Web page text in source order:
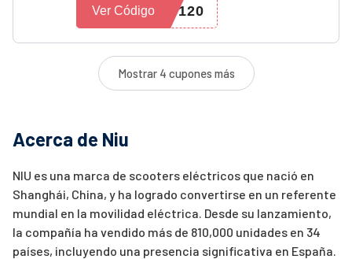
O120
Ver Código
Mostrar 4 cupones más
Acerca de Niu
NIU es una marca de scooters eléctricos que nació en
Shanghái, China, y ha logrado convertirse en un referente
mundial en la movilidad eléctrica. Desde su lanzamiento,
la compañía ha vendido más de 810,000 unidades en 34
países, incluyendo una presencia significativa en España.